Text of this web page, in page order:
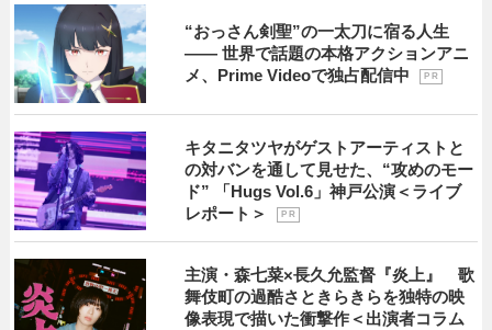
“おっさん剣聖”の一太刀に宿る人生
―― 世界で話題の本格アクションアニ
メ、Prime Videoで独占配信中
P R
キタニタツヤがゲストアーティストと
の対バンを通して見せた、“攻めのモー
ド” 「Hugs Vol.6」神戸公演＜ライブ
レポート＞
P R
主演・森七菜×長久允監督『炎上』 歌
舞伎町の過酷さときらきらを独特の映
像表現で描いた衝撃作＜出演者コラム